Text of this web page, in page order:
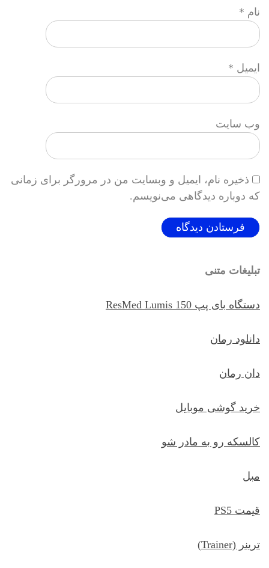
نام *
ایمیل *
وب‌ سایت
ذخیره نام، ایمیل و وبسایت من در مرورگر برای زمانی
که دوباره دیدگاهی می‌نویسم.
تبلیغات متنی
دستگاه بای پپ ResMed Lumis 150
دانلود رمان
دان رمان
خرید گوشی موبایل
کالسکه رو به مادر شو
مبل
قیمت PS5
ترينر (Trainer)